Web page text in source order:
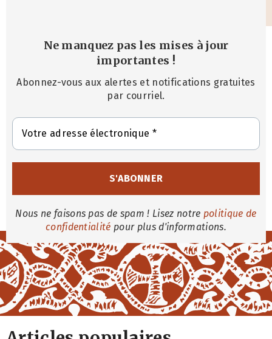
Ne manquez pas les mises à jour
importantes !
Abonnez-vous aux alertes et notifications gratuites
par courriel.
Nous ne faisons pas de spam ! Lisez notre politique de
confidentialité pour plus d'informations.